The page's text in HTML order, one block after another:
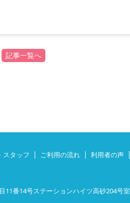
記事一覧へ
スタッフ ご利用の流れ 利用者の声
11番14号ステーションハイツ高砂204号室